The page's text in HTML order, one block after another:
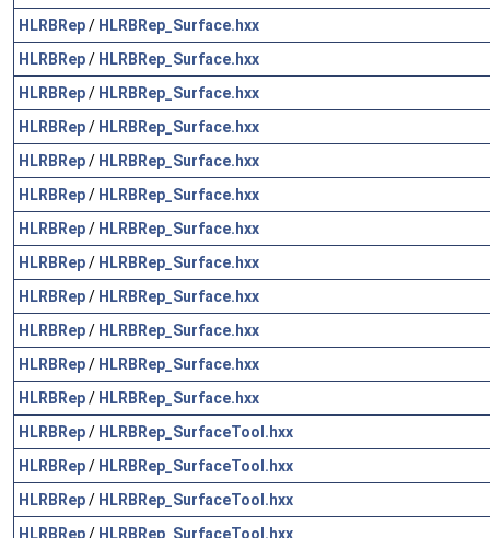
HLRBRep/ HLRBRep_Surface.hxx
HLRBRep/ HLRBRep_Surface.hxx
HLRBRep/ HLRBRep_Surface.hxx
HLRBRep/ HLRBRep_Surface.hxx
HLRBRep/ HLRBRep_Surface.hxx
HLRBRep/ HLRBRep_Surface.hxx
HLRBRep/ HLRBRep_Surface.hxx
HLRBRep/ HLRBRep_Surface.hxx
HLRBRep/ HLRBRep_Surface.hxx
HLRBRep/ HLRBRep_Surface.hxx
HLRBRep/ HLRBRep_Surface.hxx
HLRBRep/ HLRBRep_Surface.hxx
HLRBRep/ HLRBRep_SurfaceTool.hxx
HLRBRep/ HLRBRep_SurfaceTool.hxx
HLRBRep/ HLRBRep_SurfaceTool.hxx
HLRBRep/ HLRBRep_SurfaceTool.hxx